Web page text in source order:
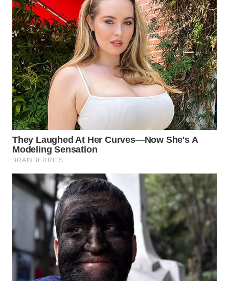
WN
SIMALUNGUN
WN
LABUHANBATU
WN
TAPANULI
TENGAH
WN DELI
SERDANG
WN
TEBING
TINGGI
PAKPAK
WN
KARAWANG